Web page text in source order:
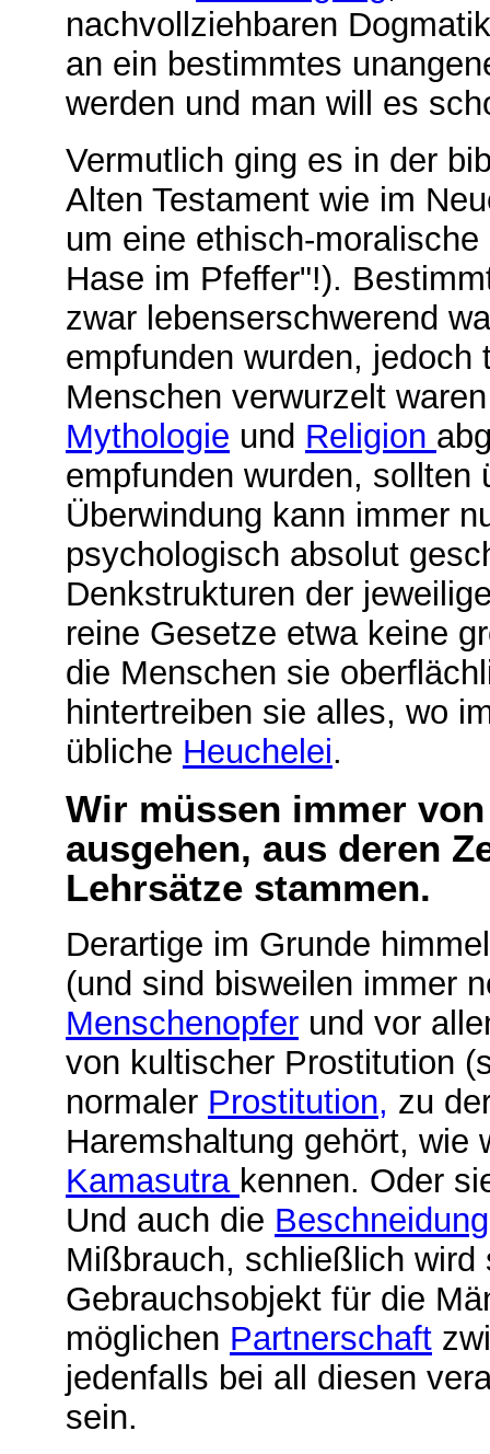
nachvollziehbaren
an ein bestimmtes
werden und man will es
Vermutlich ging es in der
Alten Testament wie im
um eine ethisch-
Hase im Pfeffer"!).
zwar lebenserschwerend
empfunden wurden,
Menschen verwurzelt
Mythologie und Religion
empfunden wurden, sollten
Überwindung kann immer
psychologisch absolut
Denkstrukturen der
reine Gesetze etwa keine
die Menschen sie
hintertreiben sie alles, wo
übliche Heuchelei.
Wir müssen immer
ausgehen, aus deren
Lehrsätze stammen.
Derartige im Grunde
(und sind bisweilen immer
Menschenopfer und vor
von kultischer Prostitution
normaler Prostitution, zu
Haremshaltung gehört, wie
Kamasutra kennen. Oder
Und auch die Beschneidung
Mißbrauch, schließlich
Gebrauchsobjekt für die
möglichen Partnerschaft
jedenfalls bei all diesen
sein.